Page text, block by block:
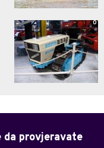
0
da provjeravate